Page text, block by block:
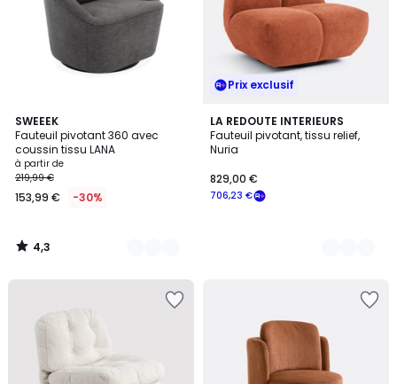
SWEEEK
Fauteuil pivotant 360 avec
coussin tissu LANA
à partir de
219,99 €
153,99 € -30%
4,3
/ 5
3
Couleurs
4,3
/
Prix exclusif
LA REDOUTE INTERIEURS
Fauteuil pivotant, tissu relief,
Nuria
706,23 €
829,00 €
3
Couleurs